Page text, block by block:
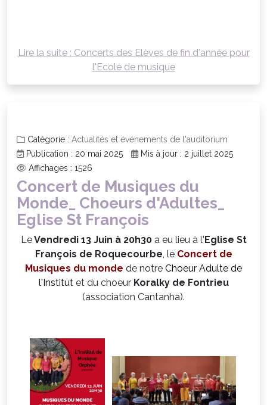
Lire la suite : Concerts des Elèves de fin d'année pour
l'Ecole de musique
Catégorie : Actualités et événements de l'auditorium
Publication : 20 mai 2025
Mis à jour : 2 juillet 2025
Affichages : 1526
Concert de Musiques du
Monde_ Choeurs d'Adultes_
Eglise St François
LeVendredi 13 Juin à 20h30a eu lieu à l'Eglise St
François de Roquecourbe, leConcert de
Musiques du monde de notre Choeur Adulte de
l'Institutet du choeur Koralky de Fontrieu
(association Cantanha).